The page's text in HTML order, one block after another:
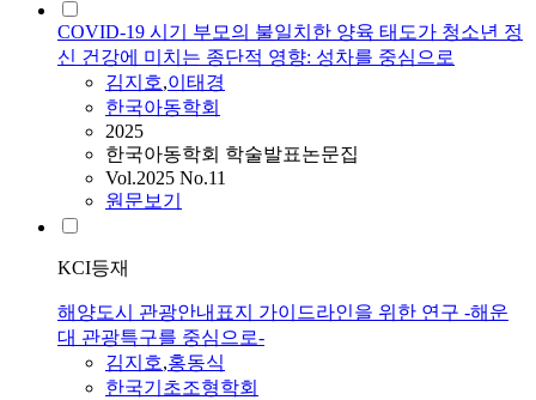
COVID-19 시기 부모의 불일치한 양육 태도가 청소년 정
신 건강에 미치는 종단적 영향: 성차를 중심으로
김지호,이태경
한국아동학회
2025
한국아동학회 학술발표논문집
Vol.2025 No.11
원문보기
KCI등재
해양도시 관광안내표지 가이드라인을 위한 연구 -해운
대 관광특구를 중심으로-
김지호,홍동식
한국기초조형학회